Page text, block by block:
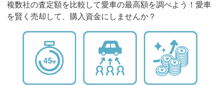
複数社の査定額を比較して愛車の最高額を調べよう！愛車
を賢く売却して、購入資金にしませんか？